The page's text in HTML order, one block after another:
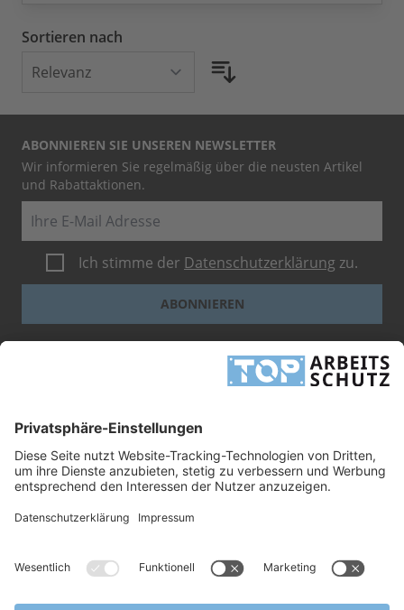
Sortieren nach
ABONNIEREN SIE UNSEREN NEWSLETTER
Wir informieren Sie regelmäßig über die neusten Artikel
und Rabattaktionen.
Ich stimme der Datenschutzerklärung zu.
ABONNIEREN
Dieses Formular ist durch reCAPTCHA geschützt - es gelten dieGoogle-
-Geschäftsbedingungen.
UNTERNEHMEN
RECHTLICHES
TOP ARBEITSSCHUTZ GMBH
24568 Kaltenkirchen
Fax +49 41 91/72 26 18-99